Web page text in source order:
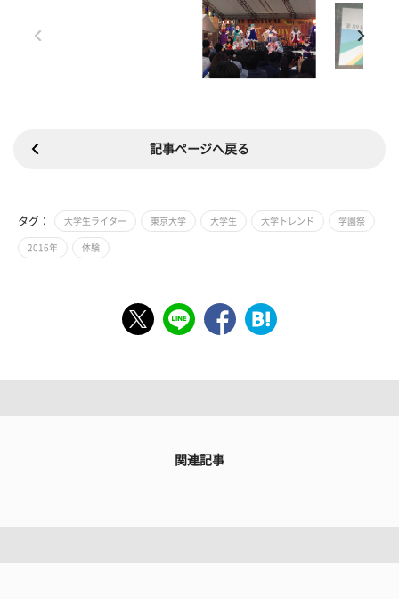
記事ページへ戻る
タグ： 大学生ライター 東京大学 大学生 大学トレンド 学園祭
2016年 体験
関連記事